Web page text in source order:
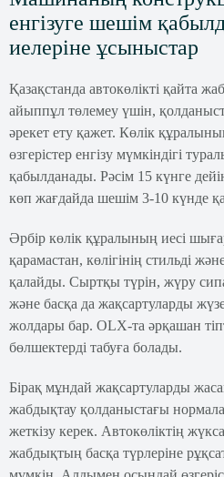
енгізуге шешім
иелеріне ұсыныстар
Қазақстанда автокөлікті қайта
айыппұл төлемеу үшін,
әрекет ету қажет. Көлік
өзгерістер енгізу мүмкіндігі
қабылданады. Рәсім 15 күнге
көп жағдайда шешім 3-10 күнде
Әрбір көлік құралының иесі
қарамастан, көлігінің стильді
қалайды. Сыртқы түрін, жүру
және басқа да жақсартуларды
жолдары бар. OLX-та әрқашан
бөлшектерді табуға болады.
Бірақ мұндай жақсартуларды
жабдықтау қолданыстағы
жеткізу керек. Автокөліктің
жабдықтың басқа түрлеріне